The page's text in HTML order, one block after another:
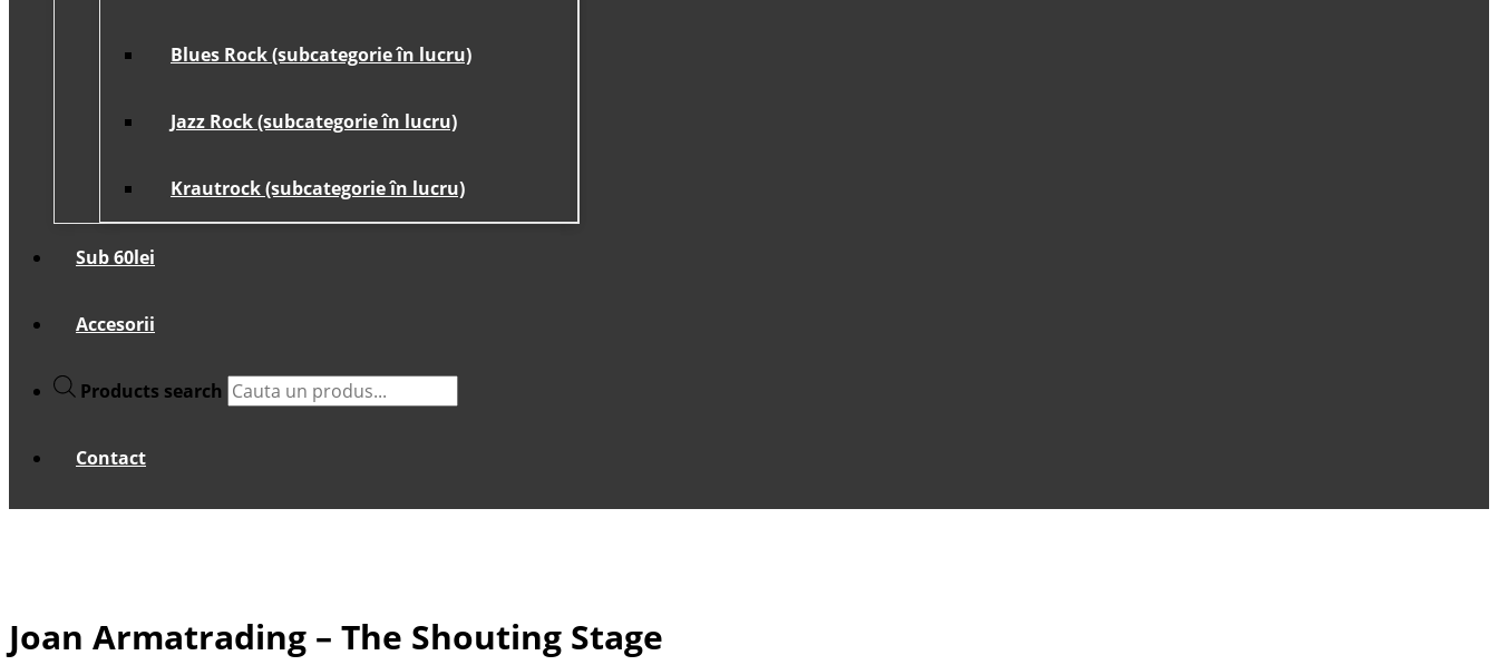
Blues Rock (subcategorie în lucru)
Jazz Rock (subcategorie în lucru)
Krautrock (subcategorie în lucru)
Sub 60lei
Accesorii
Products search
Contact
Joan Armatrading – The Shouting Stage